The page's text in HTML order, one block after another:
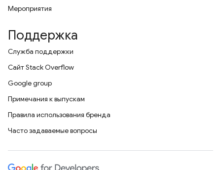
Мероприятия
Поддержка
Служба поддержки
Сайт Stack Overflow
Google group
Примечания к выпускам
Правила использования бренда
Часто задаваемые вопросы